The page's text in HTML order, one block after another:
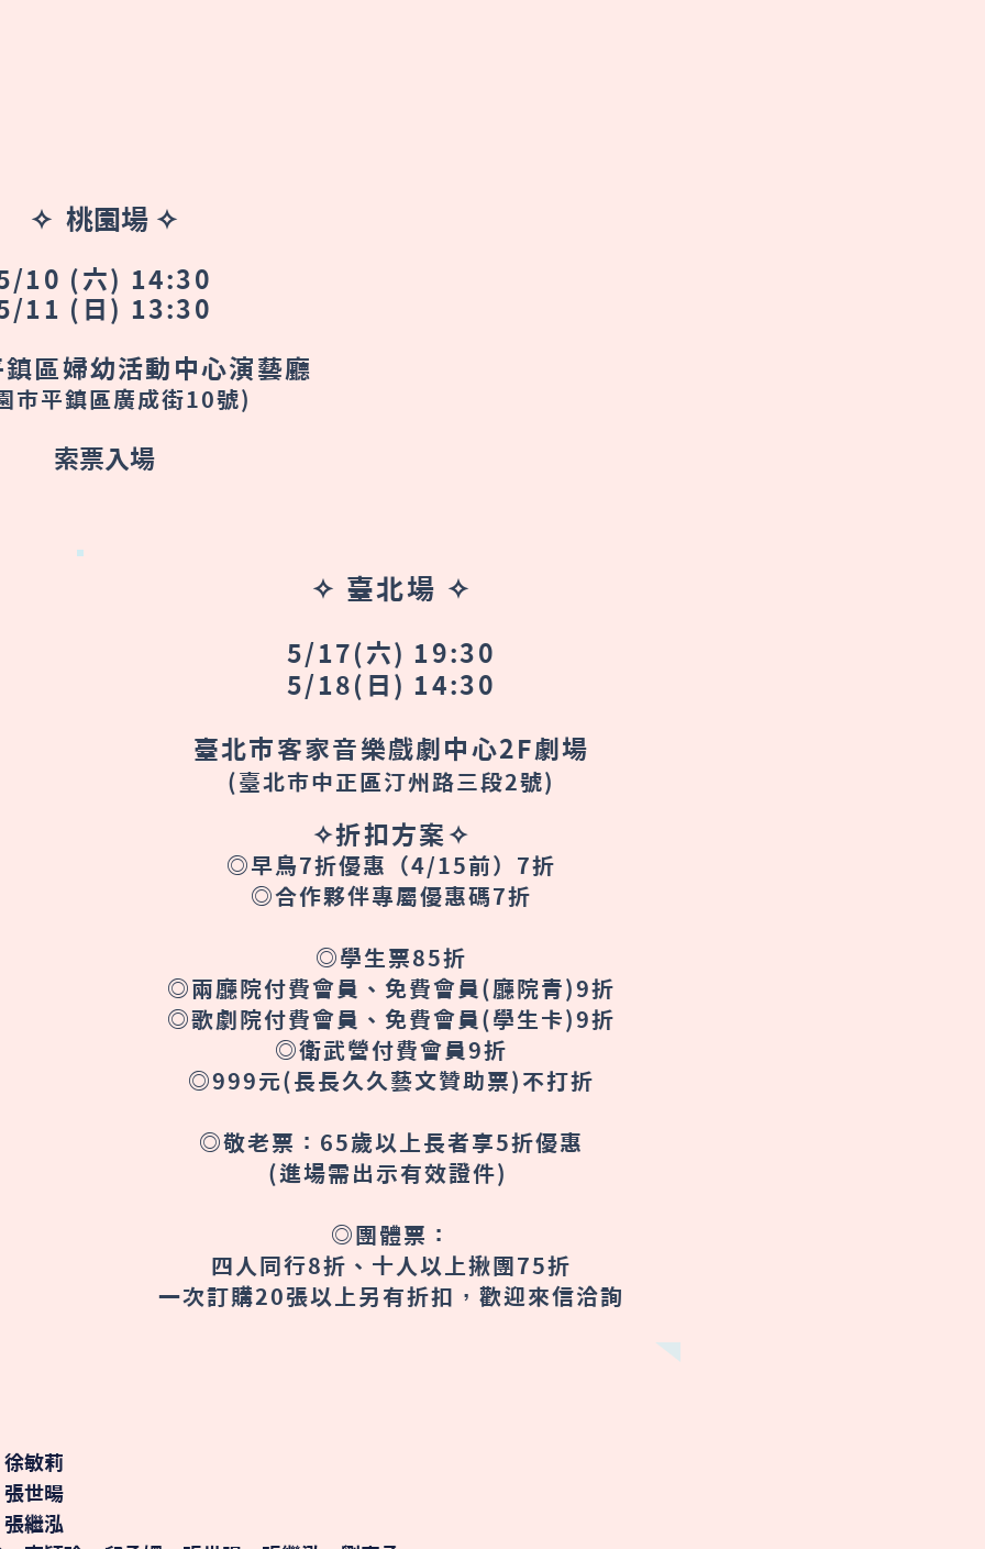
✧ 桃園場 ✧
10 (六) 14:30
11 (日) 13:30
區婦幼活動中心演藝廳
市平鎮區廣成街10號)
索票入場
✧ 臺北場 ✧
5/17(六) 19:30
5/18(日) 14:30
臺北市客家音樂戲劇中心2F劇場
​(臺北市中正區汀州路三段2號)
✧折扣方案 ✧
◎早鳥7折優惠（4/15前）7折
◎合作夥伴專屬優惠碼7折
◎學生票85折
◎兩廳院付費會員、免費會員(廳院青)9折
◎歌劇院付費會員、免費會員(學生卡)9折
◎衛武營付費會員9折
◎999元(長長久久藝文贊助票)不打折
◎敬老票：65歲以上長者享5折優惠
(進場需出示有效證件)
◎團體票：
四人同行8折、十人以上揪團75折
一次訂購20張以上另有折扣，歡迎來信洽詢
徐敏莉
張世暘
張繼泓